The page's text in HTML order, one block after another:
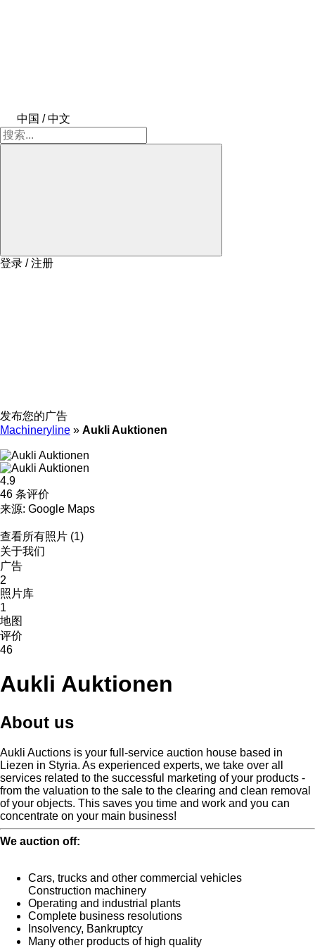
中国 / 中文
登录 / 注册
发布您的广告
Machineryline » Aukli Auktionen
4.9
46 条评价
来源: Google Maps
查看所有照片 (1)
关于我们
广告
2
照片库
1
地图
评价
46
Aukli Auktionen
About us
Aukli Auctions is your full-service auction house based in
Liezen in Styria. As experienced experts, we take over all
services related to the successful marketing of your products -
from the valuation to the sale to the clearing and clean removal
of your objects. This saves you time and work and you can
concentrate on your main business!
We auction off:
Cars, trucks and other commercial vehicles
Construction machinery
Operating and industrial plants
Complete business resolutions
Insolvency, Bankruptcy
Many other products of high quality